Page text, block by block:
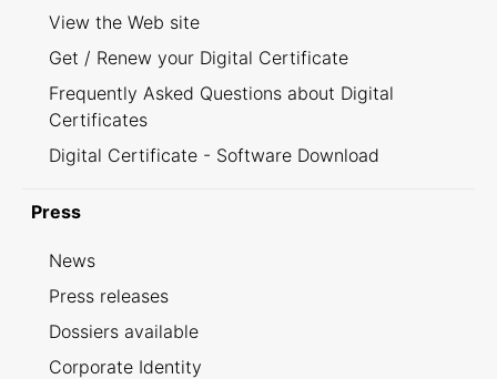
View the Web site
Get / Renew your Digital Certificate
Frequently Asked Questions about Digital
Certificates
Digital Certificate - Software Download
Press
News
Press releases
Dossiers available
Corporate Identity